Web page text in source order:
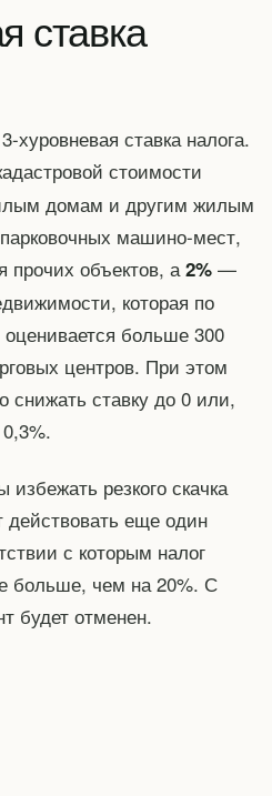
ставка
ставка налога.
стоимости
домам и другим жилым
машино-мест,
объектов, а 2% —
которая по
больше 300
центров. При этом
снижать ставку до 0 или,
резкого скачка
действовать еще один
с которым налог
больше, чем на 20%. С
будет отменен.